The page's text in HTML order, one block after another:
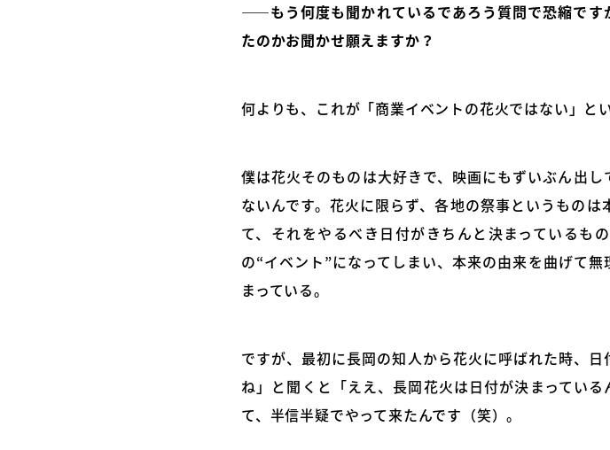
――もう何度も聞かれているであろう質問で恐縮です
たのかお聞かせ願えますか？
何よりも、これが「商業イベントの花火ではない」と
僕は花火そのものは大好きで、映画にもずいぶん出
ないんです。花火に限らず、各地の祭事というもの
て、それをやるべき日付がきちんと決まっているも
の“イベント”になってしまい、本来の由来を曲げて
まっている。
ですが、最初に長岡の知人から花火に呼ばれた時、
ね」と聞くと「ええ、長岡花火は日付が決まってい
て、半信半疑でやって来たんです（笑）。